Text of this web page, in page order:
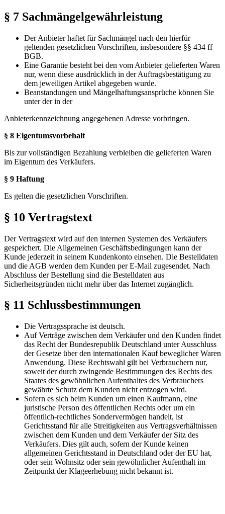
§ 7 Sachmängelgewährleistung
Der Anbieter haftet für Sachmängel nach den hierfür
geltenden gesetzlichen Vorschriften, insbesondere §§ 434 ff
BGB.
Eine Garantie besteht bei den vom Anbieter gelieferten Waren
nur, wenn diese ausdrücklich in der Auftragsbestätigung zu
dem jeweiligen Artikel abgegeben wurde.
Beanstandungen und Mängelhaftungsansprüche können Sie
unter der in der
Anbieterkennzeichnung angegebenen Adresse vorbringen.
§ 8 Eigentumsvorbehalt
Bis zur vollständigen Bezahlung verbleiben die gelieferten Waren
im Eigentum des Verkäufers.
§ 9 Haftung
Es gelten die gesetzlichen Vorschriften.
§ 10 Vertragstext
Der Vertragstext wird auf den internen Systemen des Verkäufers
gespeichert. Die Allgemeinen Geschäftsbedingungen kann der
Kunde jederzeit in seinem Kundenkonto einsehen. Die Bestelldaten
und die AGB werden dem Kunden per E-Mail zugesendet. Nach
Abschluss der Bestellung sind die Bestelldaten aus
Sicherheitsgründen nicht mehr über das Internet zugänglich.
§ 11 Schlussbestimmungen
Die Vertragssprache ist deutsch.
Auf Verträge zwischen dem Verkäufer und den Kunden findet
das Recht der Bundesrepublik Deutschland unter Ausschluss
der Gesetze über den internationalen Kauf beweglicher Waren
Anwendung. Diese Rechtswahl gilt bei Verbrauchern nur,
soweit der durch zwingende Bestimmungen des Rechts des
Staates des gewöhnlichen Aufenthaltes des Verbrauchers
gewährte Schutz dem Kunden nicht entzogen wird.
Sofern es sich beim Kunden um einen Kaufmann, eine
juristische Person des öffentlichen Rechts oder um ein
öffentlich-rechtliches Sondervermögen handelt, ist
Gerichtsstand für alle Streitigkeiten aus Vertragsverhältnissen
zwischen dem Kunden und dem Verkäufer der Sitz des
Verkäufers. Dies gilt auch, sofern der Kunde keinen
allgemeinen Gerichtsstand in Deutschland oder der EU hat,
oder sein Wohnsitz oder sein gewöhnlicher Aufenthalt im
Zeitpunkt der Klageerhebung nicht bekannt ist.